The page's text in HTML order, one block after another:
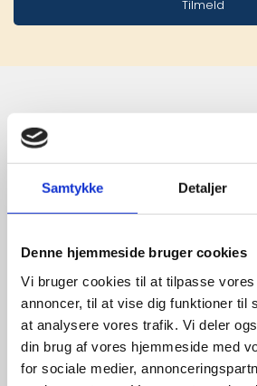
Samtykke Detaljer
Denne hjemmeside bruger cookies
Vi bruger cookies til at tilpasse vores
annoncer, til at vise dig funktioner til
at analysere vores trafik. Vi deler
din brug af vores hjemmeside med
for sociale medier,
Tilmeld
giver
udvalg
For at sikre høj
leveringssikkerhed
med de største og
anerkendte leverandører